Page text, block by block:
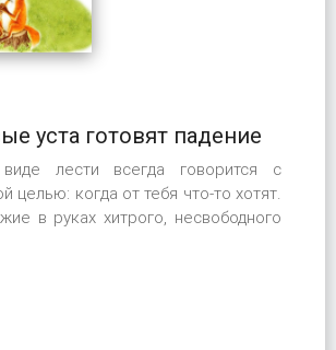
уста готовят падение
лести всегда говорится с
целью: когда от тебя что-то хотят.
в руках хитрого, несвободного